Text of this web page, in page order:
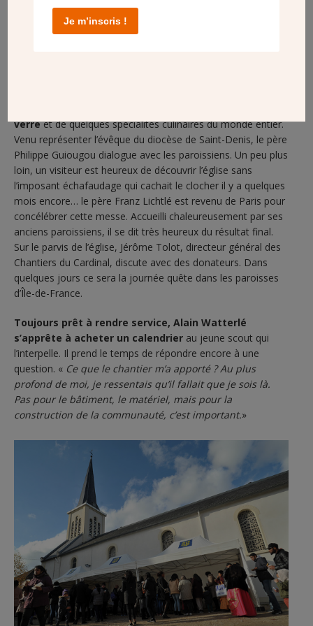
verreet de quelques spécialités culinaires du monde entier.
Venu représenter l’évêque du diocèse de Saint-Denis, le père
Philippe Guiougou dialogue avec les paroissiens. Un peu plus
loin, un visiteur est heureux de découvrir l’église sans
l’imposant échafaudage qui cachait le clocher il y a quelques
mois encore… le père Franz Lichtlé est revenu de Paris pour
concélébrer cette messe. Accueilli chaleureusement par ses
anciens paroissiens, il se dit très heureux du résultat final.
Sur le parvis de l’église, Jérôme Tolot, directeur général des
Chantiers du Cardinal, discute avec des donateurs. Dans
quelques jours ce sera la journée quête dans les paroisses
d’Île-de-France.
Toujours prêt à rendre service, Alain Watterlé
s’apprête à acheter un calendrier au jeune scout qui
l’interpelle. Il prend le temps de répondre encore à une
question. « Ce que le chantier m’a apporté ? Au plus
profond de moi, je ressentais qu’il fallait que je sois là.
Pas pour le bâtiment, le matériel, mais pour la
construction de la communauté, c’est important.»
Je m’inscris !